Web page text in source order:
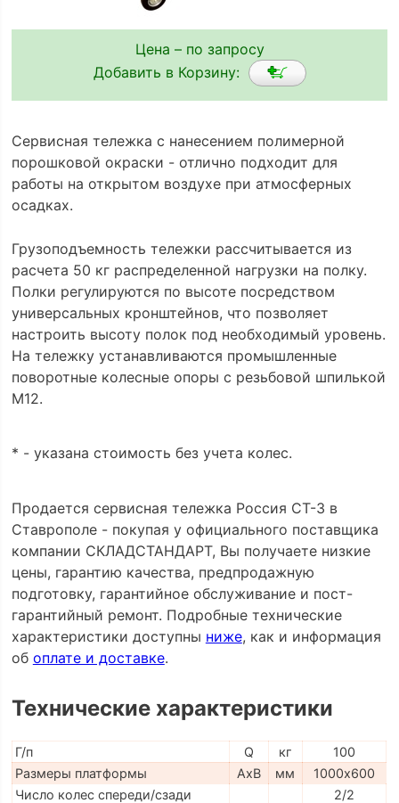
Цена – по запросу
Добавить в Корзину:
Сервисная тележка с нанесением полимерной
порошковой окраски - отлично подходит для
работы на открытом воздухе при атмосферных
осадках.
Грузоподъемность тележки рассчитывается из
расчета 50 кг распределенной нагрузки на полку.
Полки регулируются по высоте посредством
универсальных кронштейнов, что позволяет
настроить высоту полок под необходимый уровень.
На тележку устанавливаются промышленные
поворотные колесные опоры с резьбовой шпилькой
М12.
* - указана стоимость без учета колес.
Продается сервисная тележка Россия СТ-3 в
Ставрополе - покупая у официального поставщика
компании СКЛАДСТАНДАРТ, Вы получаете низкие
цены, гарантию качества, предпродажную
подготовку, гарантийное обслуживание и пост-
гарантийный ремонт. Подробные технические
характеристики доступны ниже, как и информация
об оплате и доставке.
Технические характеристики
Г/п Q кг
100
Размеры платформы
AxB мм
1000х600
Число колес спереди/сзади
2/2